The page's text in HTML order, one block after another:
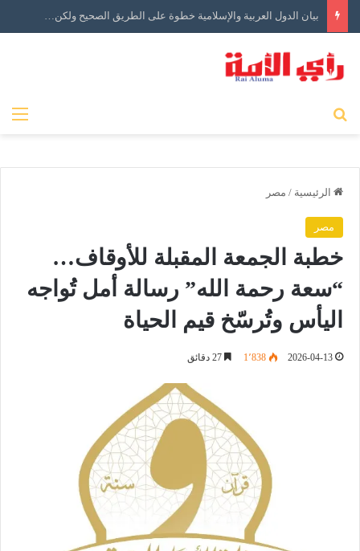
بيان الدول العربية والإسلامية خطوة على الطريق الصحيح ولكن…
الرئيسية / مصر
مصر
خطبة الجمعة المقبلة للأوقاف…
“سعة رحمة الله” رسالة أمل تُواجه
اليأس وتُرسّخ قيم الحياة
2026-04-13 1٬838